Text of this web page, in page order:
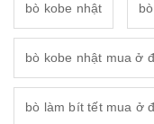
bò kobe nhật
bò kobe nhật mua ở
bò làm bít tết mua ở